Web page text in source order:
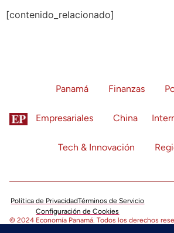
[contenido_relacionado]
Panamá Finanzas
Empresariales China
Tech & Innovación
Política de PrivacidadTérminos de Servicio
Configuración de Cookies
© 2024 Economía Panamá. Todos los derechos